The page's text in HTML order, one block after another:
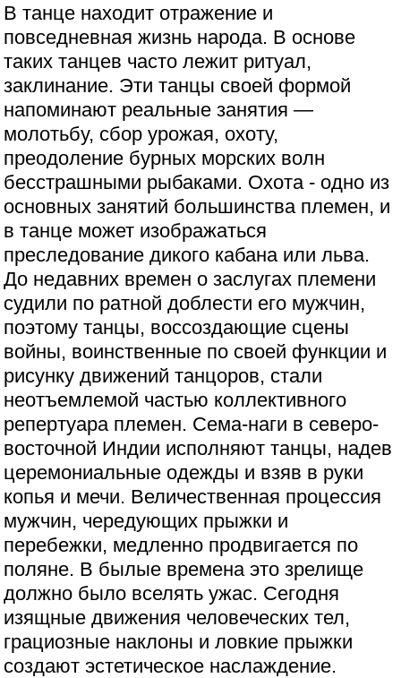
В танце находит отражение и
повседневная жизнь народа. В основе
таких танцев часто лежит ритуал,
заклинание. Эти танцы своей формой
напоминают реальные занятия —
молотьбу, сбор урожая, охоту,
преодоление бурных морских волн
бесстрашными рыбаками. Охота - одно из
основных занятий большинства племен, и
в танце может изображаться
преследование дикого кабана или льва.
До недавних времен о заслугах племени
судили по ратной доблести его мужчин,
поэтому танцы, воссоздающие сцены
войны, воинственные по своей функции и
рисунку движений танцоров, стали
неотъемлемой частью коллективного
репертуара племен. Сема-наги в северо-
восточной Индии исполняют танцы, надев
церемониальные одежды и взяв в руки
копья и мечи. Величественная процессия
мужчин, чередующих прыжки и
перебежки, медленно продвигается по
поляне. В былые времена это зрелище
должно было вселять ужас. Сегодня
изящные движения человеческих тел,
грациозные наклоны и ловкие прыжки
создают эстетическое наслаждение.